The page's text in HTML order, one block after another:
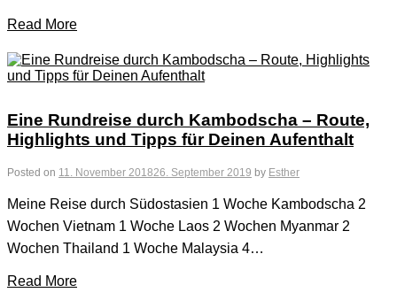
Read More
Eine Rundreise durch Kambodscha – Route,
Highlights und Tipps für Deinen Aufenthalt
Posted on 11. November 201826. September 2019 by Esther
Meine Reise durch Südostasien 1 Woche Kambodscha 2
Wochen Vietnam 1 Woche Laos 2 Wochen Myanmar 2
Wochen Thailand 1 Woche Malaysia 4…
Read More